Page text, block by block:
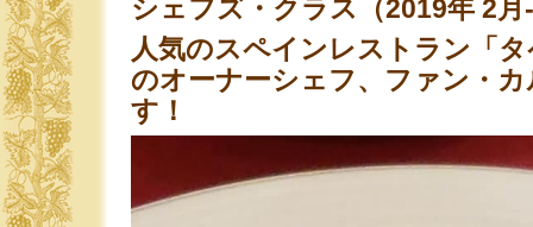
シェフズ・クラス（2019年 2月
人気のスペインレストラン「
のオーナーシェフ、ファン・
す！